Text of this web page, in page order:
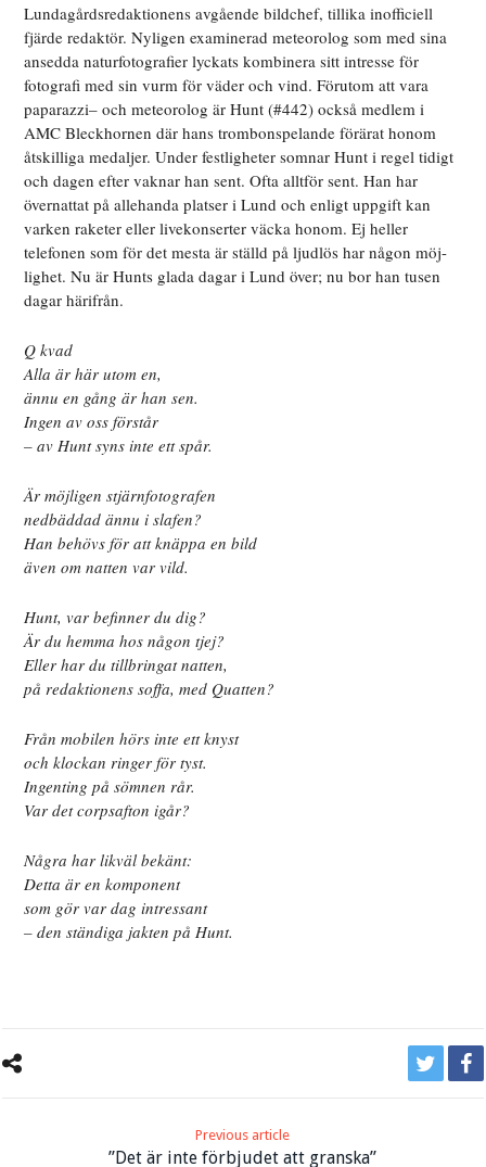
Lundagårdsredaktionens avgående bildchef, tillika inofficiell
fjärde redaktör. Nyligen examinerad meteorolog som med sina
ansedda naturfotografier lyckats kombinera sitt intresse för
fotografi med sin vurm för väder och vind. Förutom att vara
paparazzi– och meteorolog är Hunt (#442) också medlem i
AMC Bleckhornen där hans trombonspelande förärat honom
åtskilliga medaljer. Under festligheter somnar Hunt i regel tidigt
och dagen efter vaknar han sent. Ofta alltför sent. Han har
övernattat på allehanda platser i Lund och enligt uppgift kan
varken raketer eller livekonserter väcka honom. Ej heller
telefonen som för det mesta är ställd på ljudlös har någon möj-
lighet. Nu är Hunts glada dagar i Lund över; nu bor han tusen
dagar härifrån.
Q kvad
Alla är här utom en,
ännu en gång är han sen.
Ingen av oss förstår
– av Hunt syns inte ett spår.
Är möjligen stjärnfotografen
nedbäddad ännu i slafen?
Han behövs för att knäppa en bild
även om natten var vild.
Hunt, var befinner du dig?
Är du hemma hos någon tjej?
Eller har du tillbringat natten,
på redaktionens soffa, med Quatten?
Från mobilen hörs inte ett knyst
och klockan ringer för tyst.
Ingenting på sömnen rår.
Var det corpsafton igår?
Några har likväl bekänt:
Detta är en komponent
som gör var dag intressant
– den ständiga jakten på Hunt.
Previous article
”Det är inte förbjudet att granska”